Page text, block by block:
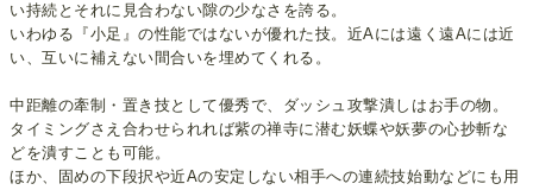
い持続とそれに見合わない隙の少なさを誇る。
いわゆる『小足』の性能ではないが優れた技。近Aには遠く遠Aには近
い、互いに補えない間合いを埋めてくれる。
中距離の牽制・置き技として優秀で、ダッシュ攻撃潰しはお手の物。
タイミングさえ合わせられれば紫の禅寺に潜む妖蝶や妖夢の心抄斬な
どを潰すことも可能。
ほか、固めの下段択や近Aの安定しない相手への連続技始動などにも用